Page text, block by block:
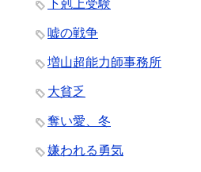
下剋上受験
嘘の戦争
増山超能力師事務所
大貧乏
奪い愛、冬
嫌われる勇気